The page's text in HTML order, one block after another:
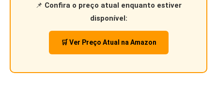
📌 Confira o preço atual enquanto estiver
disponível:
🛒 Ver Preço Atual na Amazon